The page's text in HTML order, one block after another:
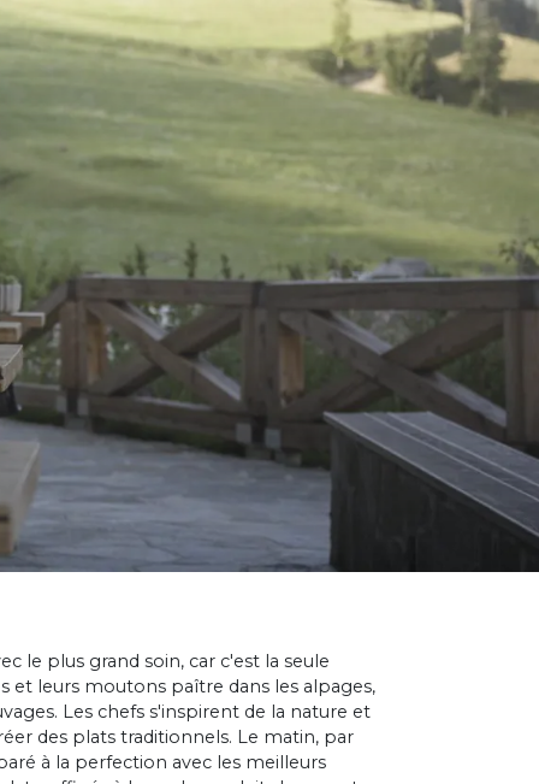
le plus grand soin, car c'est la seule
et leurs moutons paître dans les alpages,
Les chefs s'inspirent de la nature et
des plats traditionnels. Le matin, par
à la perfection avec les meilleurs